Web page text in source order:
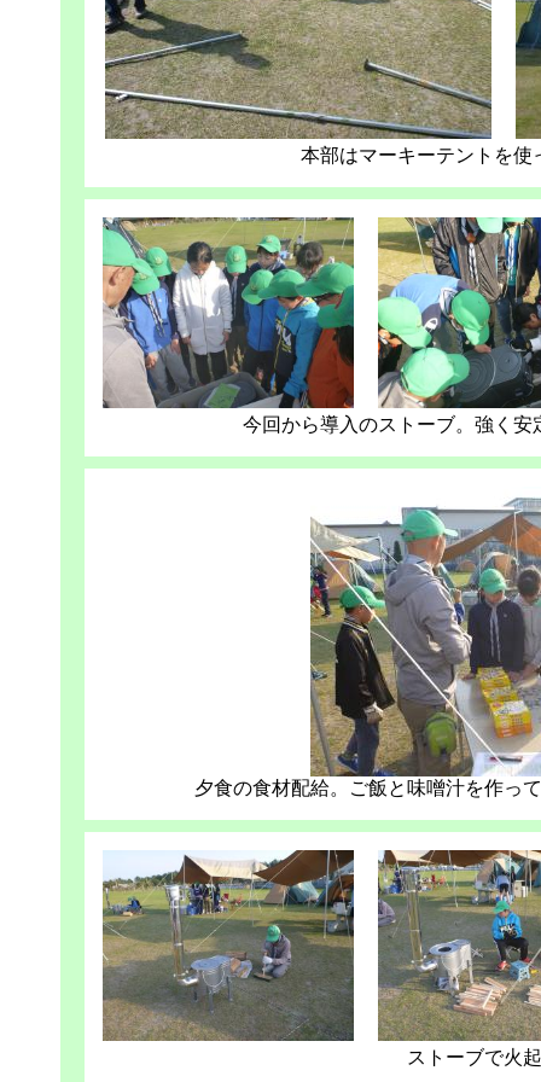
本部はマーキーテントを使
今回から導入のストーブ。強く
夕食の食材配給。ご飯と味噌汁を作っ
ストーブで火